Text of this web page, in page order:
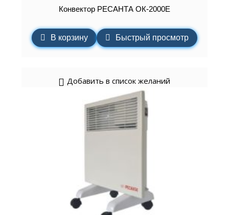
Конвектор РЕСАНТА ОК-2000Е
В корзину Быстрый просмотр
Добавить в список желаний